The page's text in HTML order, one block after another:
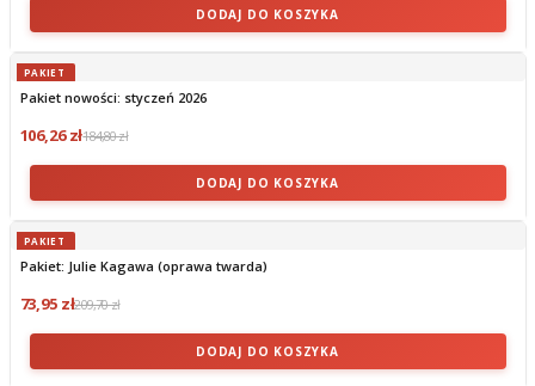
DODAJ DO KOSZYKA
PAKIET
Pakiet nowości: styczeń 2026
106,26 zł184,80 zł
DODAJ DO KOSZYKA
PAKIET
Pakiet: Julie Kagawa (oprawa twarda)
73,95 zł209,70 zł
DODAJ DO KOSZYKA